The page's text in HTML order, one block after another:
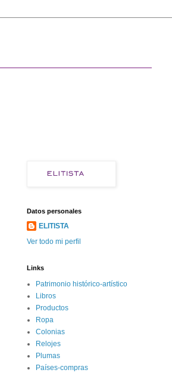
Datos personales
ELITISTA
Ver todo mi perfil
Links
Patrimonio histórico-artístico
Libros
Productos
Ropa
Colonias
Relojes
Plumas
Países-compras